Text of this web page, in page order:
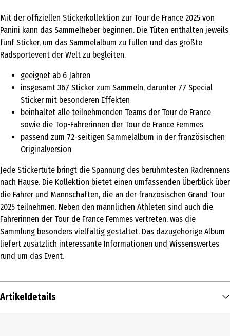
Mit der offiziellen Stickerkollektion zur Tour de France 2025 von
Panini kann das Sammelfieber beginnen. Die Tüten enthalten jeweils
fünf Sticker, um das Sammelalbum zu füllen und das größte
Radsportevent der Welt zu begleiten.
geeignet ab 6 Jahren
insgesamt 367 Sticker zum Sammeln, darunter 77 Special
Sticker mit besonderen Effekten
beinhaltet alle teilnehmenden Teams der Tour de France
sowie die Top-Fahrerinnen der Tour de France Femmes
passend zum 72-seitigen Sammelalbum in der französischen
Originalversion
Jede Stickertüte bringt die Spannung des berühmtesten Radrennens
nach Hause. Die Kollektion bietet einen umfassenden Überblick über
die Fahrer und Mannschaften, die an der französischen Grand Tour
2025 teilnehmen. Neben den männlichen Athleten sind auch die
Fahrerinnen der Tour de France Femmes vertreten, was die
Sammlung besonders vielfältig gestaltet. Das dazugehörige Album
liefert zusätzlich interessante Informationen und Wissenswertes
rund um das Event.
Artikeldetails